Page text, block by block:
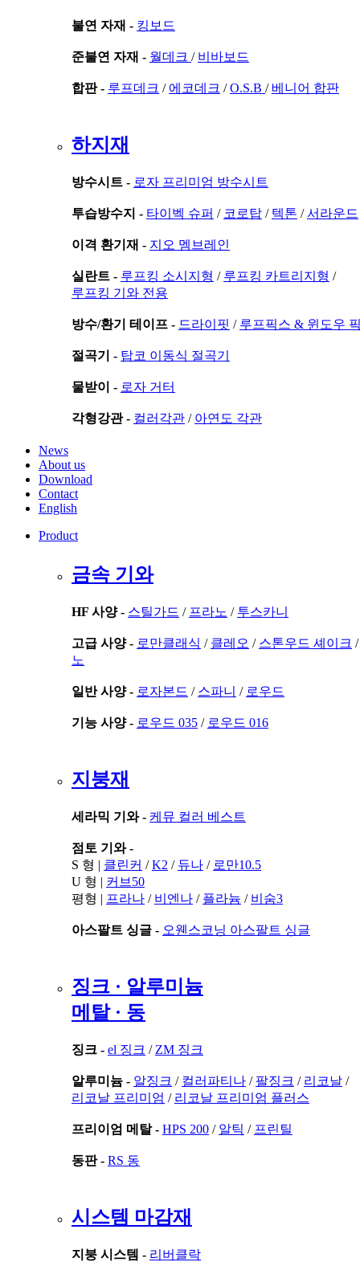
불연 자재 - 킹보드
준불연 자재 - 월데크 / 비바보드
합판 - 루프데크 / 에코데크 /O.S.B / 베니어 합판
하지재
방수시트 - 로자 프리미엄 방수시트
투습방수지 - 타이벡 슈퍼 / 코로탑 / 텍톤 /서라운드
이격 환기재 - 지오 멤브레인
실란트 - 루프킹 소시지형 / 루프킹 카트리지형 /
루프킹 기와 전용
방수/환기 테이프 - 드라이핏 / 루프픽스 & 윈도우
절곡기 - 탑코 이동식 절곡기
물받이 - 로자 거터
각형강관 - 컬러각관 / 아연도 각관
News
About us
Download
Contact
English
Product
금속 기와
HF 사양 - 스틸가드 / 프라노 / 투스카니
고급 사양 - 로만클래식 / 클레오 / 스톤우드 셰이크
노
일반 사양 - 로자본드 / 스파니 / 로우드
기능 사양 - 로우드 035 / 로우드 016
지붕재
세라믹 기와 - 케뮤 컬러 베스트
점토 기와 -
S 형 | 클린커 /K2 / 듀나 / 로만10.5
U 형 | 커브50
평형 | 프라나 / 비엔나 / 플라늄 / 비숨3
아스팔트 싱글 - 오웬스코닝 아스팔트 싱글
징크 · 알루미늄
메탈 · 동
징크 - el 징크 / ZM 징크
알루미늄 - 알징크 / 컬러파티나 / 팔징크 / 리코날 /
리코날 프리미엄 / 리코날 프리미엄 플러스
프리이엄 메탈 - HPS 200 / 알틱 / 프린틸
동판 - RS 동
시스템 마감재
지붕 시스템 - 리버클락